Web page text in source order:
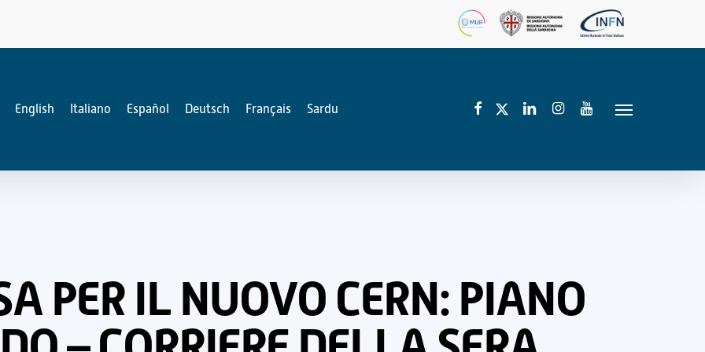
English
Italiano Español Deutsch Français Sardu facebooktwitterlinkedininstagramyoutubeMenu
PER IL NUOVO CERN: PIANO